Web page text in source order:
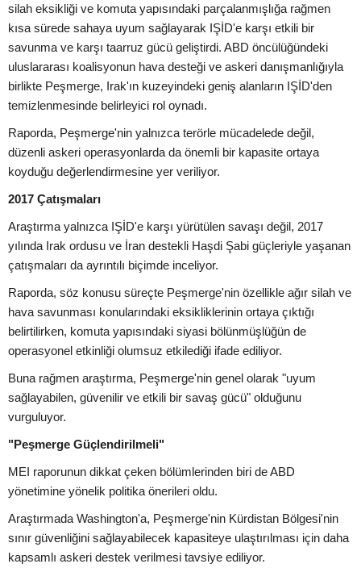
silah eksikliği ve komuta yapısındaki parçalanmışlığa rağmen
kısa sürede sahaya uyum sağlayarak IŞİD'e karşı etkili bir
savunma ve karşı taarruz gücü geliştirdi. ABD öncülüğündeki
uluslararası koalisyonun hava desteği ve askeri danışmanlığıyla
birlikte Peşmerge, Irak'ın kuzeyindeki geniş alanların IŞİD'den
temizlenmesinde belirleyici rol oynadı.
Raporda, Peşmerge'nin yalnızca terörle mücadelede değil,
düzenli askeri operasyonlarda da önemli bir kapasite ortaya
koyduğu değerlendirmesine yer veriliyor.
2017 Çatışmaları
Araştırma yalnızca IŞİD'e karşı yürütülen savaşı değil, 2017
yılında Irak ordusu ve İran destekli Haşdi Şabi güçleriyle yaşanan
çatışmaları da ayrıntılı biçimde inceliyor.
Raporda, söz konusu süreçte Peşmerge'nin özellikle ağır silah ve
hava savunması konularındaki eksikliklerinin ortaya çıktığı
belirtilirken, komuta yapısındaki siyasi bölünmüşlüğün de
operasyonel etkinliği olumsuz etkilediği ifade ediliyor.
Buna rağmen araştırma, Peşmerge'nin genel olarak "uyum
sağlayabilen, güvenilir ve etkili bir savaş gücü" olduğunu
vurguluyor.
"Peşmerge Güçlendirilmeli"
MEI raporunun dikkat çeken bölümlerinden biri de ABD
yönetimine yönelik politika önerileri oldu.
Araştırmada Washington'a, Peşmerge'nin Kürdistan Bölgesi'nin
sınır güvenliğini sağlayabilecek kapasiteye ulaştırılması için daha
kapsamlı askeri destek verilmesi tavsiye ediliyor.